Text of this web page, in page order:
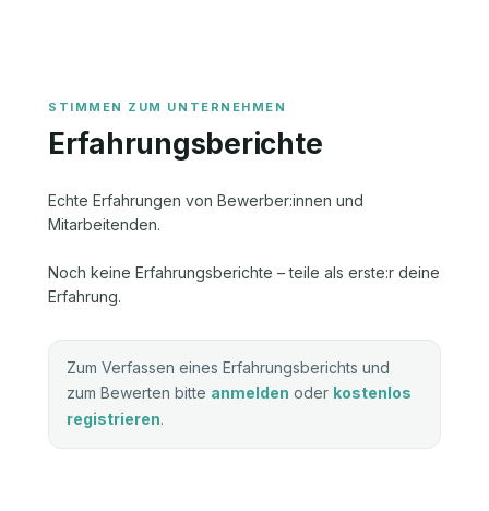
Erfahrungsberichte
Echte Erfahrungen von Bewerber:innen und
Mitarbeitenden.
Noch keine Erfahrungsberichte – teile als erste:r deine
Erfahrung.
Zum Verfassen eines Erfahrungsberichts und
zum Bewerten bitte anmelden oder kostenlos
registrieren.